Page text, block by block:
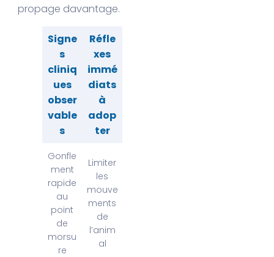
propage davantage.
Signe
s
cliniq
ues
obser
vable
s
Réfle
xes
immé
diats
à
adop
ter
Gonfle
ment
rapide
au
point
de
morsu
re
Limiter
les
mouve
ments
de
l’anim
al